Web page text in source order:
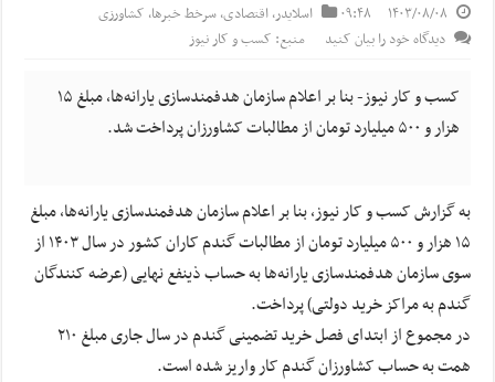
۱۴۰۳/۰۸/۰۸ ۰۹:۴۸ اسلایدر,اقتصادی,سرخط خبرها, کشاورزی
دیدگاه خود را بیان کنید
منبع: کسب و کار نیوز
کسب و کار نیوز- بنا بر اعلام سازمان هدفمندسازی یارانه‌ها، مبلغ ۱۵
هزار و ۵۰۰ میلیارد تومان از مطالبات کشاورزان پرداخت شد.
به گزارش کسب و کار نیوز، بنا بر اعلام سازمان هدفمندسازی یارانه‌ها، مبلغ
۱۵ هزار و ۵۰۰ میلیارد تومان از مطالبات گندم کاران کشور در سال ۱۴۰۳ از
سوی سازمان هدفمندسازی یارانه‌ها به حساب ذینفع نهایی (عرضه کنندگان
گندم به مراکز خرید دولتی) پرداخت.
در مجموع از ابتدای فصل خرید تضمینی گندم در سال جاری مبلغ ٢١٠
همت به حساب کشاورزان گندم کار واریز شده است.